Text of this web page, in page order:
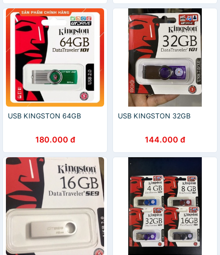
USB KINGSTON 64GB
180.000 đ
USB KINGSTON 32GB
144.000 đ